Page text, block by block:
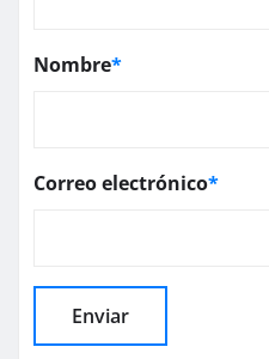
Nombre*
Correo electrónico*